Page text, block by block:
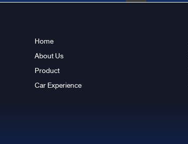
Get Direction
Home
About Us
Product
Car Experience